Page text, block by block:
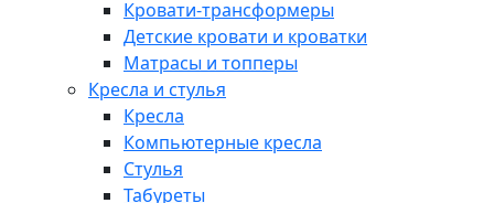
Кровати-трансформеры
Детские кровати и кроватки
Матрасы и топперы
Кресла и стулья
Кресла
Компьютерные кресла
Стулья
Табуреты